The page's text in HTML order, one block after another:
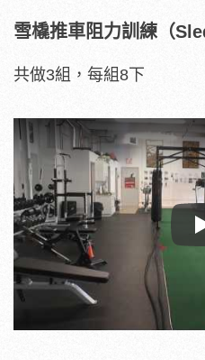
雪橇推車阻力訓練（
共做3組，每組8下